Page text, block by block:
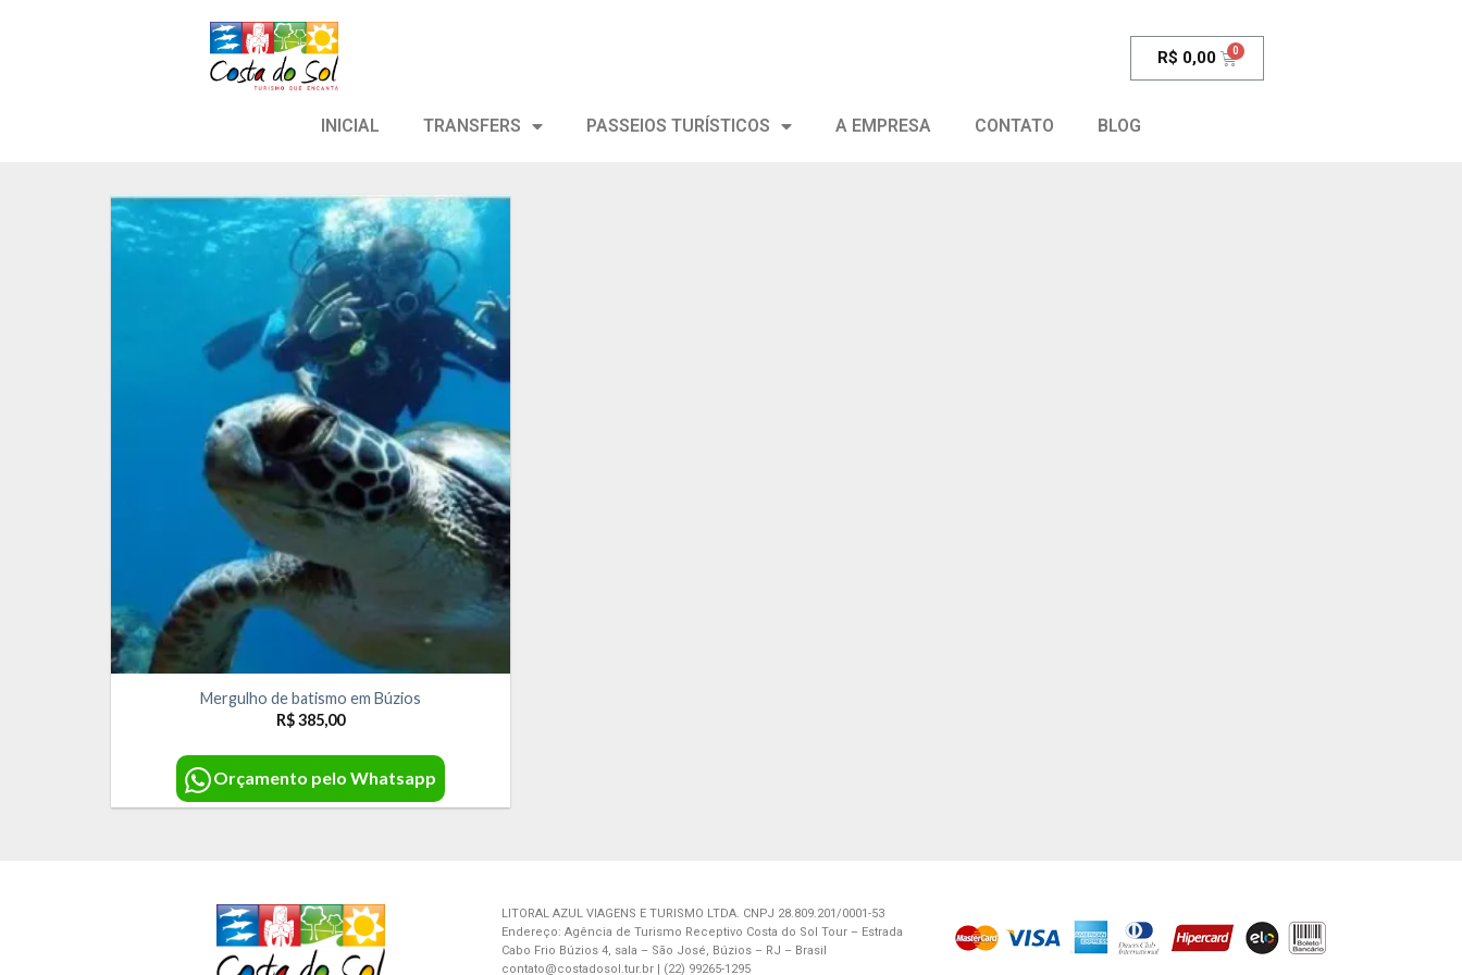
R$ 0,00
INICIAL TRANSFERS PASSEIOS TURÍSTICOS A EMPRESA CONTATO BLOG
Adicionar
aos meus
desejos
Mergulho de batismo em Búzios
R$385,00
Orçamento pelo Whatsapp
LITORAL AZUL VIAGENS E TURISMO LTDA. CNPJ 28.809.201/0001-53
Endereço: Agência de Turismo Receptivo Costa do Sol Tour – Estrada
Cabo Frio Búzios 4, sala – São José, Búzios – RJ – Brasil
contato@costadosol.tur.br | (22) 99265-1295